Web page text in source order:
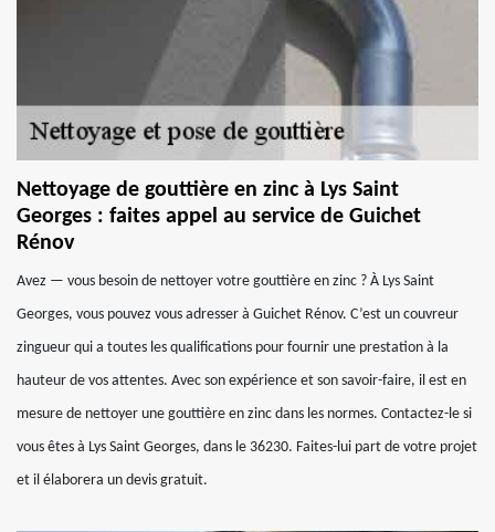
Nettoyage de gouttière en zinc à Lys Saint
Georges : faites appel au service de Guichet
Rénov
Avez — vous besoin de nettoyer votre gouttière en zinc ? À Lys Saint
Georges, vous pouvez vous adresser à Guichet Rénov. C’est un couvreur
zingueur qui a toutes les qualifications pour fournir une prestation à la
hauteur de vos attentes. Avec son expérience et son savoir-faire, il est en
mesure de nettoyer une gouttière en zinc dans les normes. Contactez-le si
vous êtes à Lys Saint Georges, dans le 36230. Faites-lui part de votre projet
et il élaborera un devis gratuit.